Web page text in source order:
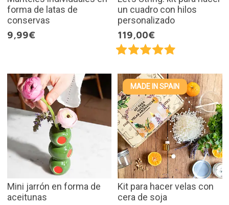
forma de latas de
conservas
9,99€
un cuadro con hilos
personalizado
119,00€
Mini jarrón en forma de
aceitunas
MADE IN SPAIN
Kit para hacer velas con
cera de soja